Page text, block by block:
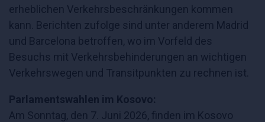
erheblichen Verkehrsbeschränkungen kommen
kann. Berichten zufolge sind unter anderem Madrid
und Barcelona betroffen, wo im Vorfeld des
Besuchs mit Verkehrsbehinderungen an wichtigen
Verkehrswegen und Transitpunkten zu rechnen ist.
Parlamentswahlen im Kosovo:
Am Sonntag, den 7. Juni 2026, finden im Kosovo